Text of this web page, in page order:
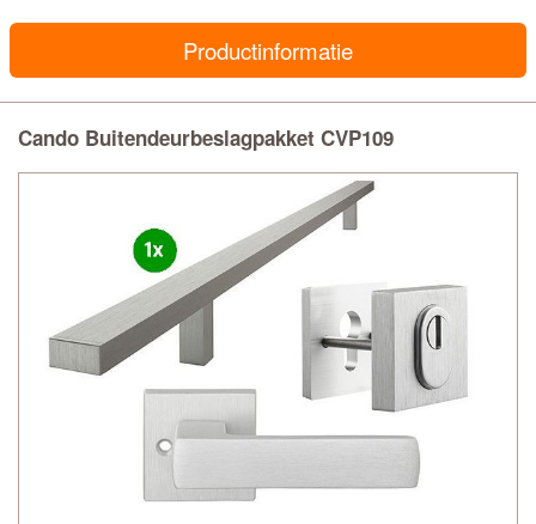
Productinformatie
Cando Buitendeurbeslagpakket CVP109